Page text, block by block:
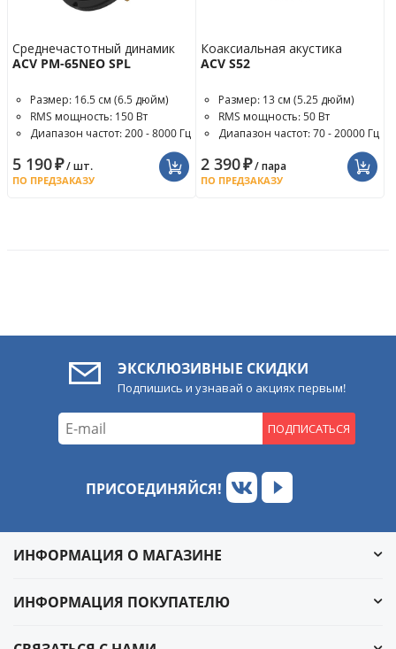
Среднечастотный динамик
ACV PM-65NEO SPL
Размер: 16.5 см (6.5 дюйм)
RMS мощность: 150 Вт
Диапазон частот: 200 - 8000 Гц
5 190₽/ шт.
ПО ПРЕДЗАКАЗУ
Коаксиальная акустика
ACV S52
Размер: 13 см (5.25 дюйм)
RMS мощность: 50 Вт
Диапазон частот: 70 - 20000 Гц
2 390₽/ пара
ПО ПРЕДЗАКАЗУ
ЭКСКЛЮЗИВНЫЕ СКИДКИ
Подпишись и узнавай о акциях первым!
ПОДПИСАТЬСЯ
ПРИСОЕДИНЯЙСЯ!
ИНФОРМАЦИЯ О МАГАЗИНЕ
ИНФОРМАЦИЯ ПОКУПАТЕЛЮ